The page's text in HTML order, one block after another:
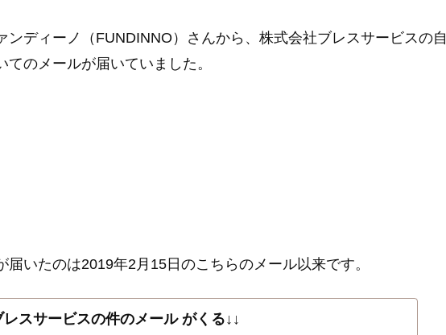
ンディーノ（FUNDINNO）さんから、株式会社ブレスサービスの自
のメールが届いていました。
いたのは2019年2月15日のこちらのメール以来です。
レスサービスの件のメール がくる↓↓